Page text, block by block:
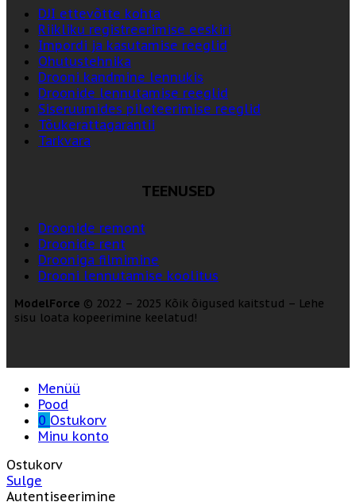
DJI ettevõtte kohta
Riikliku registreerimise eeskiri
Impordi ja kasutamise reeglid
Ohutustehnika
Drooni kandmine lennukis
Droonide lennutamise reeglid
Siseruumides piloteerimise reeglid
Tõukerattagarantii
Tarkvara
TEENUSED
Droonide remont
Droonide rent
Drooniga filmimine
Drooni lennutamise koolitus
ModelForce © 2022 – 2025 Kõik õigused kaitstud – Lehe
sisu loata kopeerimine keelatud!
Menüü
Pood
0 Ostukorv
Minu konto
Ostukorv
Sulge
Autentiseerimine